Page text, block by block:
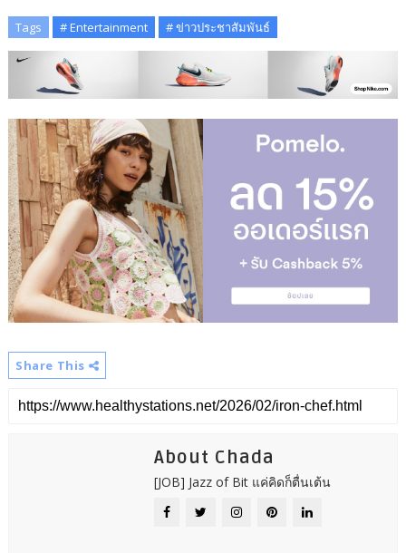
Tags # Entertainment # ข่าวประชาสัมพันธ์
Share This
About Chada
[JOB] Jazz of Bit แค่คิดก็ตื่นเต้น